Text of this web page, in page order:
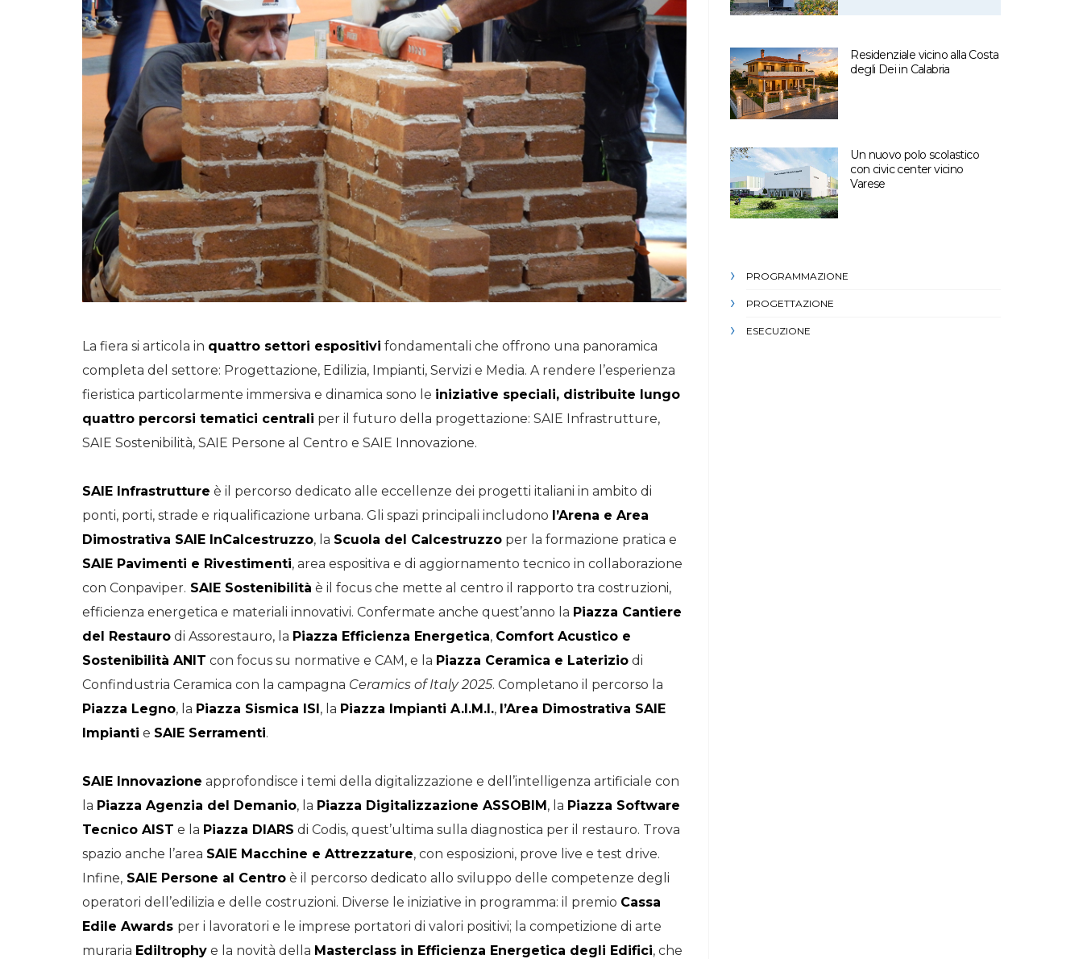
La fiera si articola in quattro settori espositivi fondamentali che offrono una panoramica
completa del settore: Progettazione, Edilizia, Impianti, Servizi e Media. A rendere l’esperienza
fieristica particolarmente immersiva e dinamica sono le iniziative speciali, distribuite lungo
quattro percorsi tematici centrali per il futuro della progettazione: SAIE Infrastrutture,
SAIE Sostenibilità, SAIE Persone al Centro e SAIE Innovazione.
SAIE Infrastrutture è il percorso dedicato alle eccellenze dei progetti italiani in ambito di
ponti, porti, strade e riqualificazione urbana. Gli spazi principali includono l’Arena e Area
Dimostrativa SAIE InCalcestruzzo, la Scuola del Calcestruzzo per la formazione pratica e
SAIE Pavimenti e Rivestimenti, area espositiva e di aggiornamento tecnico in collaborazione
con Conpaviper. SAIE Sostenibilità è il focus che mette al centro il rapporto tra costruzioni,
efficienza energetica e materiali innovativi. Confermate anche quest’anno la Piazza Cantiere
del Restauro di Assorestauro, la Piazza Efficienza Energetica, Comfort Acustico e
Sostenibilità ANIT con focus su normative e CAM, e la Piazza Ceramica e Laterizio di
Confindustria Ceramica con la campagna Ceramics of Italy 2025. Completano il percorso la
Piazza Legno, la Piazza Sismica ISI, la Piazza Impianti A.I.M.I., l’Area Dimostrativa SAIE
Impianti e SAIE Serramenti.
SAIE Innovazione approfondisce i temi della digitalizzazione e dell’intelligenza artificiale con
la Piazza Agenzia del Demanio, la Piazza Digitalizzazione ASSOBIM, la Piazza Software
Tecnico AIST e la Piazza DIARS di Codis, quest’ultima sulla diagnostica per il restauro. Trova
spazio anche l’area SAIE Macchine e Attrezzature, con esposizioni, prove live e test drive.
Infine, SAIE Persone al Centro è il percorso dedicato allo sviluppo delle competenze degli
operatori dell’edilizia e delle costruzioni. Diverse le iniziative in programma: il premio Cassa
Edile Awards per i lavoratori e le imprese portatori di valori positivi; la competizione di arte
muraria Ediltrophy e la novità della Masterclass in Efficienza Energetica degli Edifici, che
Residenziale vicino alla Costa
degli Dei in Calabria
Un nuovo polo scolastico
con civic center vicino
Varese
PROGRAMMAZIONE
PROGETTAZIONE
ESECUZIONE